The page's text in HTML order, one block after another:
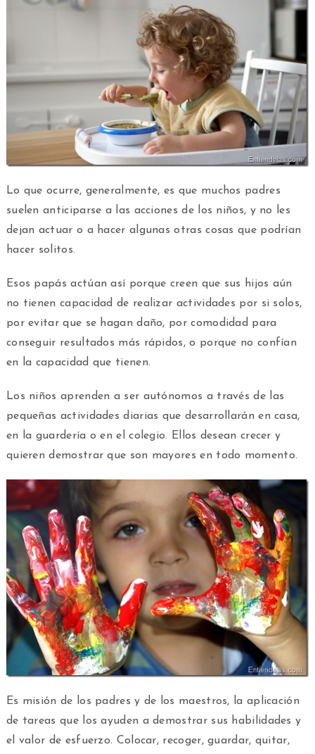
Lo que ocurre, generalmente, es que muchos padres
suelen anticiparse a las acciones de los niños, y no les
dejan actuar o a hacer algunas otras cosas que podrían
hacer solitos.
Esos papás actúan así porque creen que sus hijos aún
no tienen capacidad de realizar actividades por si solos,
por evitar que se hagan daño, por comodidad para
conseguir resultados más rápidos, o porque no confían
en la capacidad que tienen.
Los niños aprenden a ser autónomos a través de las
pequeñas actividades diarias que desarrollarán en casa,
en la guardería o en el colegio. Ellos desean crecer y
quieren demostrar que son mayores en todo momento.
Es misión de los padres y de los maestros, la aplicación
de tareas que los ayuden a demostrar sus habilidades y
el valor de esfuerzo. Colocar, recoger, guardar, quitar,